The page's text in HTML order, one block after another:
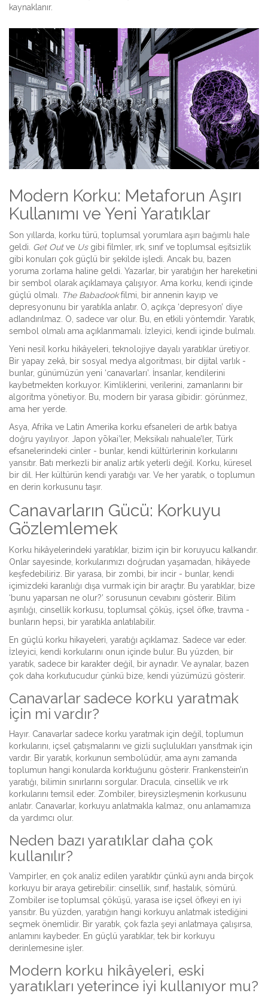
kaynaklanır.
Modern Korku: Metaforun Aşırı
Kullanımı ve Yeni Yaratıklar
Son yıllarda, korku türü, toplumsal yorumlara aşırı bağımlı hale
geldi. Get Outve Usgibi filmler, ırk, sınıf ve toplumsal eşitsizlik
gibi konuları çok güçlü bir şekilde işledi. Ancak bu, bazen
yoruma zorlama haline geldi. Yazarlar, bir yaratığın her hareketini
bir sembol olarak açıklamaya çalışıyor. Ama korku, kendi içinde
güçlü olmalı. The Babadookfilmi, bir annenin kayıp ve
depresyonunu bir yaratıkla anlatır. O, açıkça ‘depresyon’ diye
adlandırılmaz. O, sadece var olur. Bu, en etkili yöntemdir. Yaratık,
sembol olmalı ama açıklanmamalı. İzleyici, kendi içinde bulmalı.
Yeni nesil korku hikâyeleri, teknolojiye dayalı yaratıklar üretiyor.
Bir yapay zekâ, bir sosyal medya algoritması, bir dijital varlık -
bunlar, günümüzün yeni ‘canavarları’. İnsanlar, kendilerini
kaybetmekten korkuyor. Kimliklerini, verilerini, zamanlarını bir
algoritma yönetiyor. Bu, modern bir yarasa gibidir: görünmez,
ama her yerde.
Asya, Afrika ve Latin Amerika korku efsaneleri de artık batıya
doğru yayılıyor. Japon yōkai’ler, Meksikalı nahuale’ler, Türk
efsanelerindeki cinler - bunlar, kendi kültürlerinin korkularını
yansıtır. Batı merkezli bir analiz artık yeterli değil. Korku, küresel
bir dil. Her kültürün kendi yaratığı var. Ve her yaratık, o toplumun
en derin korkusunu taşır.
Canavarların Gücü: Korkuyu
Gözlemlemek
Korku hikâyelerindeki yaratıklar, bizim için bir koruyucu kalkandır.
Onlar sayesinde, korkularımızı doğrudan yaşamadan, hikâyede
keşfedebiliriz. Bir yarasa, bir zombi, bir incir - bunlar, kendi
içimizdeki karanlığı dışa vurmak için bir araçtır. Bu yaratıklar, bize
‘bunu yaparsan ne olur?’ sorusunun cevabını gösterir. Bilim
aşırılığı, cinsellik korkusu, toplumsal çöküş, içsel öfke, travma -
bunların hepsi, bir yaratıkla anlatılabilir.
En güçlü korku hikayeleri, yaratığı açıklamaz. Sadece var eder.
İzleyici, kendi korkularını onun içinde bulur. Bu yüzden, bir
yaratık, sadece bir karakter değil, bir aynadır. Ve aynalar, bazen
çok daha korkutucudur çünkü bize, kendi yüzümüzü gösterir.
Canavarlar sadece korku yaratmak
için mi vardır?
Hayır. Canavarlar sadece korku yaratmak için değil, toplumun
korkularını, içsel çatışmalarını ve gizli suçlulukları yansıtmak için
vardır. Bir yaratık, korkunun sembolüdür, ama aynı zamanda
toplumun hangi konularda korktuğunu gösterir. Frankenstein’ın
yaratığı, bilimin sınırlarını sorgular. Dracula, cinsellik ve ırk
korkularını temsil eder. Zombiler, bireysizleşmenin korkusunu
anlatır. Canavarlar, korkuyu anlatmakla kalmaz, onu anlamamıza
da yardımcı olur.
Neden bazı yaratıklar daha çok
kullanılır?
Vampirler, en çok analiz edilen yaratıktır çünkü aynı anda birçok
korkuyu bir araya getirebilir: cinsellik, sınıf, hastalık, sömürü.
Zombiler ise toplumsal çöküşü, yarasa ise içsel öfkeyi en iyi
yansıtır. Bu yüzden, yaratığın hangi korkuyu anlatmak istediğini
seçmek önemlidir. Bir yaratık, çok fazla şeyi anlatmaya çalışırsa,
anlamını kaybeder. En güçlü yaratıklar, tek bir korkuyu
derinlemesine işler.
Modern korku hikâyeleri, eski
yaratıkları yeterince iyi kullanıyor mu?